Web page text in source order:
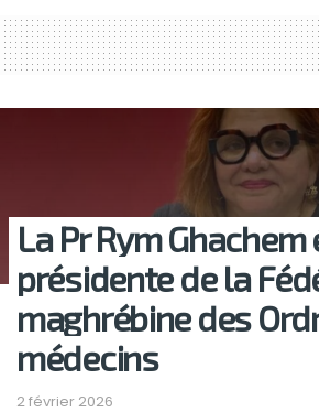
La Pr Rym Ghachem
présidente de la
maghrébine des
médecins
2 février 2026